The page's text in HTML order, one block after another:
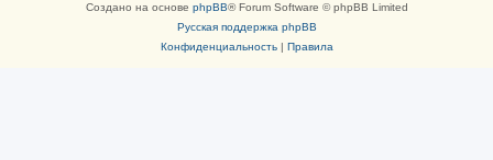
Создано на основе phpBB® Forum Software © phpBB Limited
Русская поддержка phpBB
Конфиденциальность| Правила